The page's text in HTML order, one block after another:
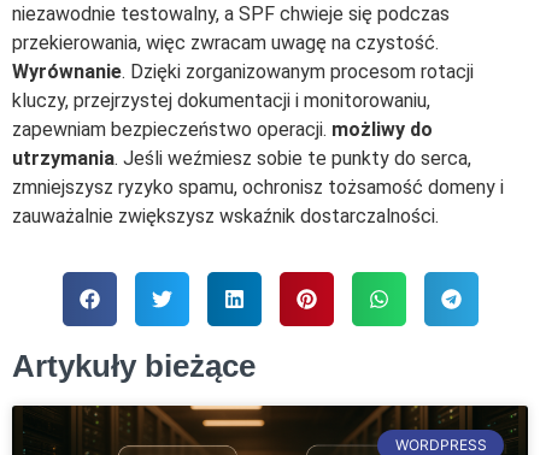
niezawodnie testowalny, a SPF chwieje się podczas
przekierowania, więc zwracam uwagę na czystość.
Wyrównanie. Dzięki zorganizowanym procesom rotacji
kluczy, przejrzystej dokumentacji i monitorowaniu,
zapewniam bezpieczeństwo operacji. możliwy do
utrzymania. Jeśli weźmiesz sobie te punkty do serca,
zmniejszysz ryzyko spamu, ochronisz tożsamość domeny i
zauważalnie zwiększysz wskaźnik dostarczalności.
Artykuły bieżące
WORDPRESS